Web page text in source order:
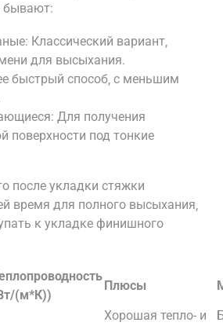
бывают:
Классический вариант‚
для высыхания.
быстрый способ‚ с меньшим
Для получения
поверхности под тонкие
после укладки стяжки
время для полного высыхания‚
к укладке финишного
(м*К))
Плюсы
Хорошая тепло- и